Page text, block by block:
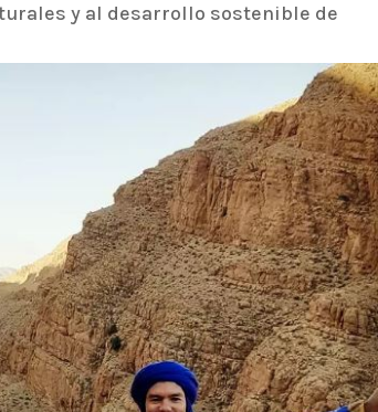
y al desarrollo sostenible de